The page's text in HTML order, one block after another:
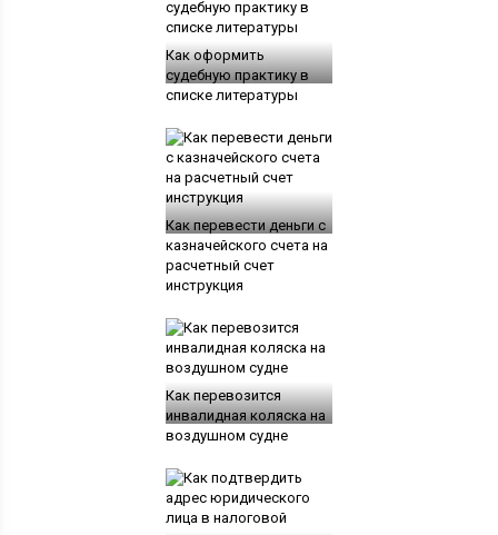
Как оформить
судебную практику в
списке литературы
Как перевести деньги с
казначейского счета на
расчетный счет
инструкция
Как перевозится
инвалидная коляска на
воздушном судне